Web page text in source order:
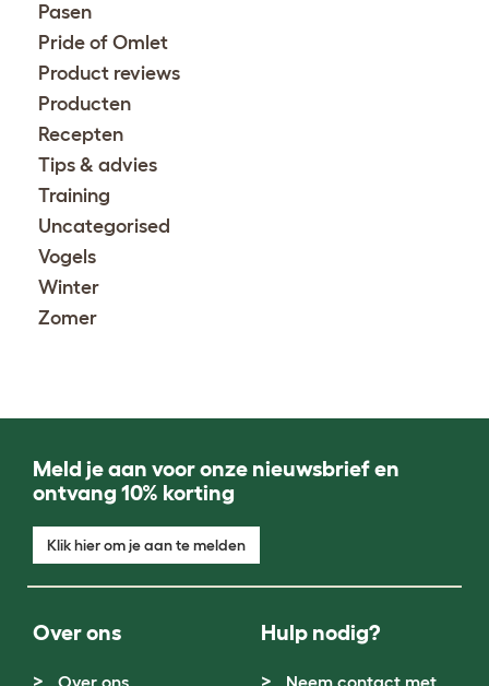
Pasen
Pride of Omlet
Product reviews
Producten
Recepten
Tips & advies
Training
Uncategorised
Vogels
Winter
Zomer
Meld je aan voor onze nieuwsbrief en
ontvang 10% korting
Klik hier om je aan te melden
Over ons
Over ons
Hulp nodig?
Neem contact met